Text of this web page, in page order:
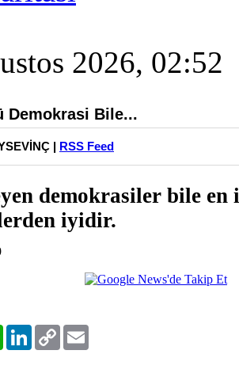
2026, 02:52
Demokrasi Bile...
| RSS Feed
demokrasiler bile en
iyidir.
WhatsAppLinkedIn
Copy
Link